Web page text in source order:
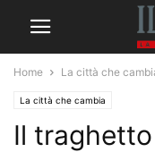
Home La città che
La città che cambia
Il